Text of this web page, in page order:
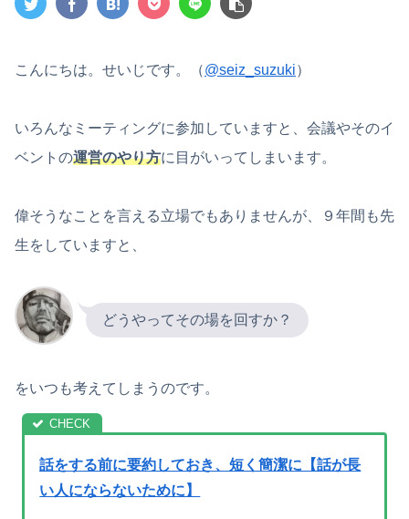
こんにちは。せいじです。（@seiz_suzuki）
いろんなミーティングに参加していますと、会議やそのイ
ベントの運営のやり方に目がいってしまいます。
偉そうなことを言える立場でもありませんが、９年間も先
生をしていますと、
どうやってその場を回すか？
をいつも考えてしまうのです。
話をする前に要約しておき、短く簡潔に【話が長
い人にならないために】